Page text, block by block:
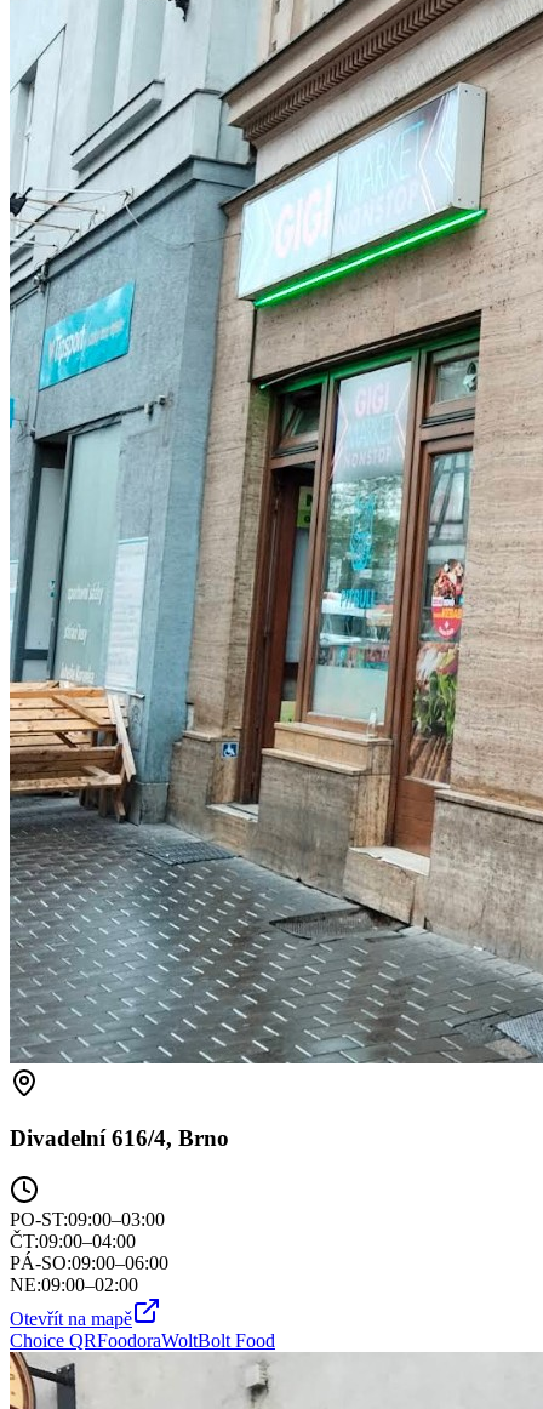
Divadelní 616/4, Brno
PO-ST:09:00–03:00
ČT:09:00–04:00
PÁ-SO:09:00–06:00
NE:09:00–02:00
Otevřít na mapě
Choice QRFoodoraWoltBolt Food